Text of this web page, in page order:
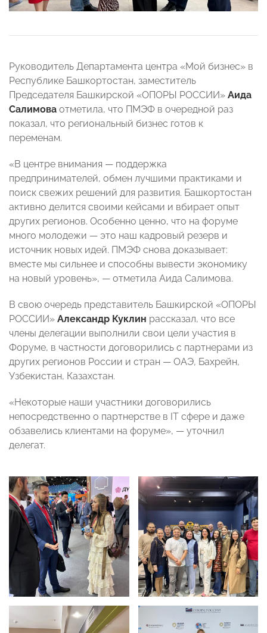
Руководитель Департамента центра «Мой бизнес» в
Республике Башкортостан, заместитель
Председателя Башкирской «ОПОРЫ РОССИИ» Аида
Салимова отметила, что ПМЭФ в очередной раз
показал, что региональный бизнес готов к
переменам.
«В центре внимания — поддержка
предпринимателей, обмен лучшими практиками и
поиск свежих решений для развития. Башкортостан
активно делится своими кейсами и вбирает опыт
других регионов. Особенно ценно, что на форуме
много молодежи — это наш кадровый резерв и
источник новых идей. ПМЭФ снова доказывает:
вместе мы сильнее и способны вывести экономику
на новый уровень», — отметила Аида Салимова.
В свою очередь представитель Башкирской «ОПОРЫ
РОССИИ» Александр Куклин рассказал, что все
члены делегации выполнили свои цели участия в
Форуме, в частности договорились с партнерами из
других регионов России и стран — ОАЭ, Бахрейн,
Узбекистан, Казахстан.
«Некоторые наши участники договорились
непосредственно о партнерстве в IT сфере и даже
обзавелись клиентами на форуме», — уточнил
делегат.